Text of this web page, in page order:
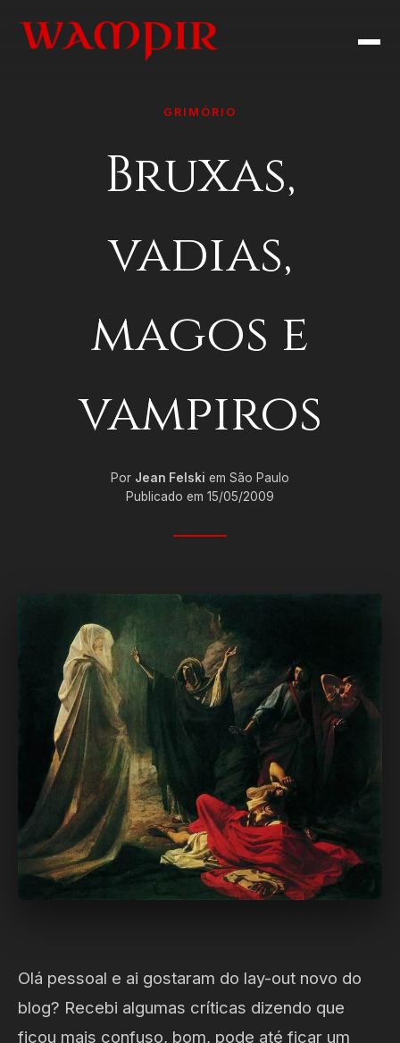
GRIMÓRIO
Bruxas,
vadias,
magos e
vampiros
Por Jean Felski em São Paulo
Publicado em 15/05/2009
Olá pessoal e ai gostaram do lay-out novo do
blog? Recebi algumas críticas dizendo que
ficou mais confuso, bom, pode até ficar um